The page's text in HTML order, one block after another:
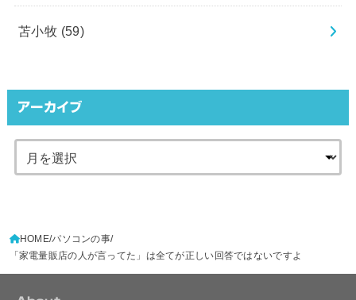
苫小牧 (59)
アーカイブ
HOME パソコンの事
「家電量販店の人が言ってた」は全てが正しい回答ではないですよ